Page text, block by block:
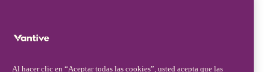
Al hacer clic en “Aceptar todas las cookies”, usted acepta que las